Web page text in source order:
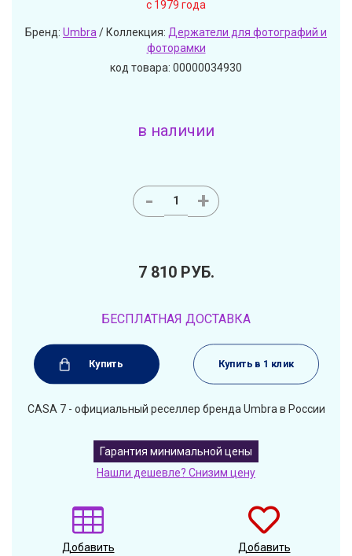
c 1979 года
Бренд: Umbra/ Коллекция: Держатели для фотографий и
фоторамки
код товара: 00000034930
в наличии
- +
7 810 РУБ.
БЕСПЛАТНАЯ ДОСТАВКА
Купить Купить в 1 клик
CASA 7 - официальный реселлер бренда Umbra в России
Гарантия минимальной цены
Нашли дешевле? Снизим цену
Добавить
Добавить